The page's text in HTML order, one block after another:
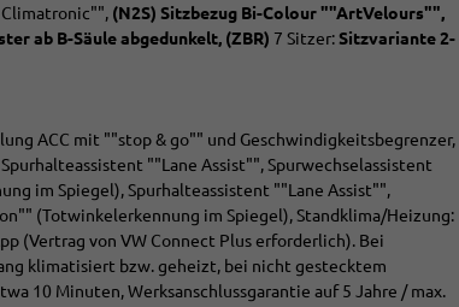
Climatronic"", (N2S) Sitzbezug Bi-Colour ""ArtVelours"",
ab B-Säule abgedunkelt, (ZBR) 7 Sitzer:Sitzvariante 2-
ACC mit ""stop & go"" und Geschwindigkeitsbegrenzer,
""Lane Assist"", Spurwechselassistent
im Spiegel), Spurhalteassistent ""Lane Assist"",
(Totwinkelerkennung im Spiegel), Standklima/Heizung:
(Vertrag von VW Connect Plus erforderlich). Bei
klimatisiert bzw. geheizt, bei nicht gestecktem
10 Minuten, Werksanschlussgarantie auf 5 Jahre / max.